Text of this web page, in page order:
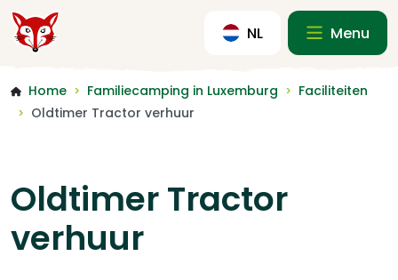
NL Menu
Home > Familiecamping in Luxemburg > Faciliteiten
> Oldtimer Tractor verhuur
Oldtimer Tractor
verhuur